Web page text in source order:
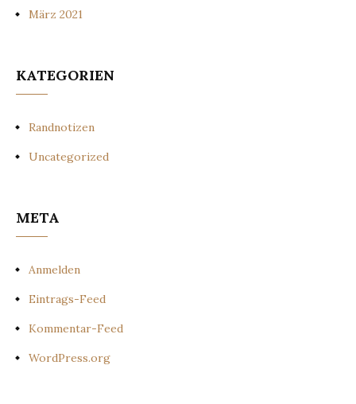
März 2021
KATEGORIEN
Randnotizen
Uncategorized
META
Anmelden
Eintrags-Feed
Kommentar-Feed
WordPress.org